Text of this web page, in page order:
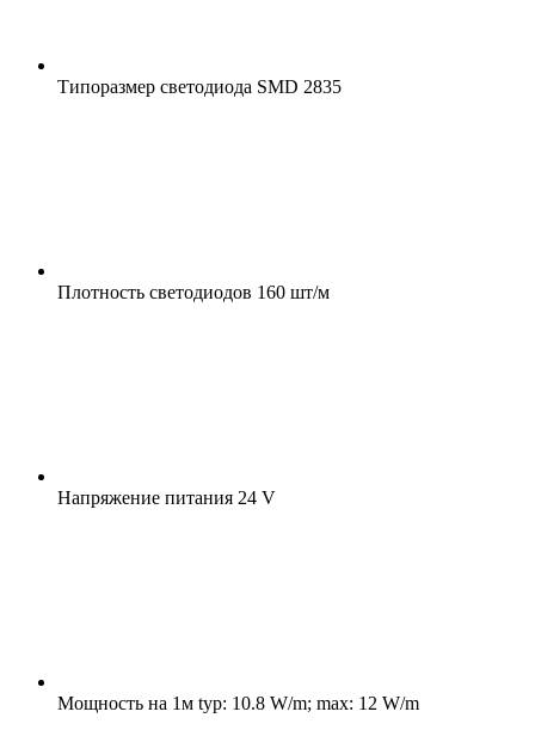
Типоразмер светодиода SMD 2835
Плотность светодиодов 160 шт/м
Напряжение питания 24 V
Мощность на 1м typ: 10.8 W/m; max: 12 W/m